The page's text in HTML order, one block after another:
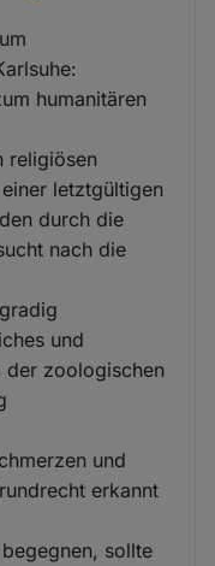
humanitären
religiösen
letztgültigen
durch die
nach die
und
der zoologischen
und
erkannt
sollte